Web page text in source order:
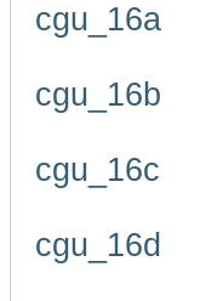
cgu_16a
cgu_16b
cgu_16c
cgu_16d